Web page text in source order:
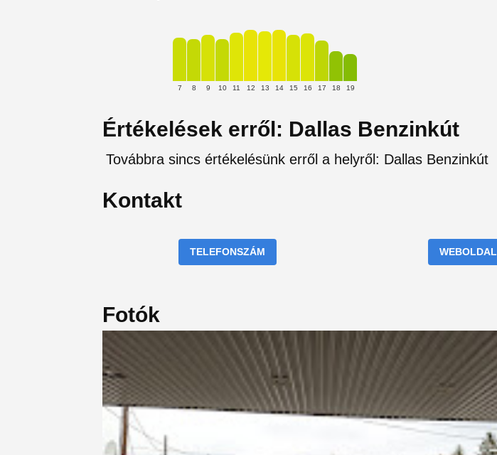
7 8 9 10 11 12 13 14 15 16 17 18 19
Értékelések erről: Dallas Benzinkút
Továbbra sincs értékelésünk erről a helyről: Dallas Benzinkút
Kontakt
TELEFONSZÁM WEBOLDAL
Fotók